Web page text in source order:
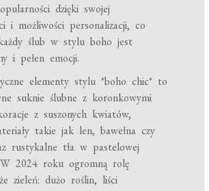
dzięki swojej
i możliwości personalizacji, co
ślub w stylu boho jest
i pełen emocji.
elementy stylu *boho chic* to
suknie ślubne z koronkowymi
z suszonych kwiatów,
takie jak len, bawełna czy
rustykalne tła w pastelowej
2024 roku ogromną rolę
zieleń: dużo roślin, liści